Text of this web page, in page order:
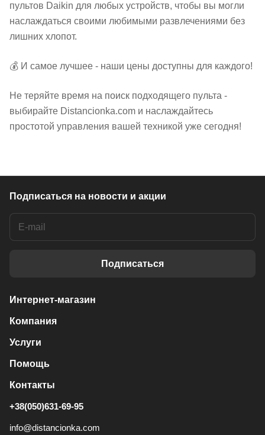
пультов Daikin для любых устройств, чтобы вы могли
наслаждаться своими любимыми развлечениями без
лишних хлопот.
💰 И самое лучшее - наши цены доступны для каждого!
Не теряйте время на поиск подходящего пульта -
выбирайте Distancionka.com и наслаждайтесь
простотой управления вашей техникой уже сегодня!
Подписаться на новости и акции
Подписаться
Интернет-магазин
Компания
Услуги
Помощь
Контакты
+38(050)631-69-95
info@distancionka.com